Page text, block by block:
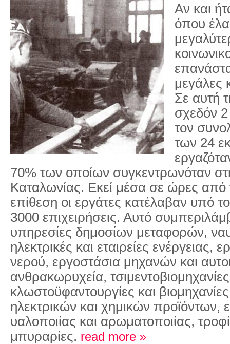
Αν και
όπου
μεγάλες
Σε αυτή
σχεδόν
τον
των 24
70% των οποίων συγκεντρωνόταν
Καταλωνίας. Εκεί μέσα σε ώρες από
επίθεση οι εργάτες κατέλαβαν υπό
3000 επιχειρήσεις. Αυτό
υπηρεσίες δημοσίων μεταφορών,
ηλεκτρικές και εταιρείες ενέργειας,
νερού, εργοστάσια μηχανών και
ανθρακωρυχεία,
κλωστοϋφαντουργίες και
ηλεκτρικών και χημικών προϊόντων,
υαλοποιίας και αρωματοποιίας,
μπυραρίες. read more »